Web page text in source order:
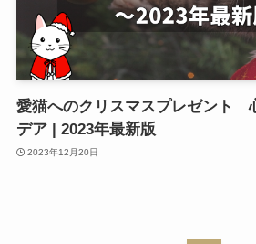
愛猫へのクリスマスプレゼント
デア | 2023年最新版
2023年12月20日